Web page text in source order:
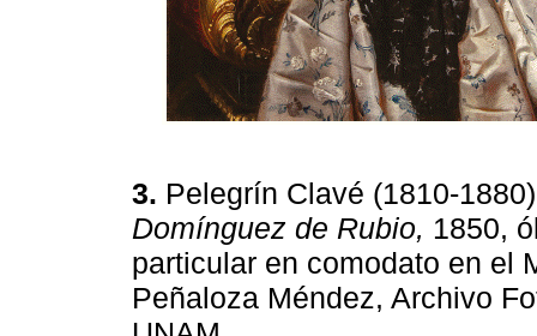
3. Pelegrín Clavé (1810-
Domínguez de Rubio, 1850,
particular en comodato en el
Peñaloza Méndez, Archivo